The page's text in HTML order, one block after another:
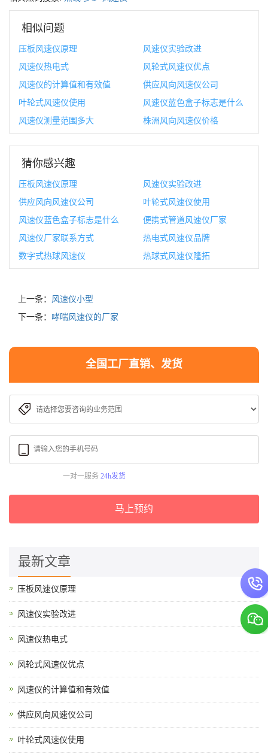
相似问题
压板风速仪原理
风速仪实验改进
风速仪热电式
风轮式风速仪优点
风速仪的计算值和有效值
供应风向风速仪公司
叶轮式风速仪使用
风速仪蓝色盒子标志是什么
风速仪测量范围多大
株洲风向风速仪价格
猜你感兴趣
压板风速仪原理
风速仪实验改进
供应风向风速仪公司
叶轮式风速仪使用
风速仪蓝色盒子标志是什么
便携式管道风速仪厂家
风速仪厂家联系方式
热电式风速仪品牌
数字式热球风速仪
热球式风速仪隆拓
上一条： 风速仪小型
下一条： 哮喘风速仪的厂家
全国工厂直销、发货
一对一服务 24h发货
马上预约
最新文章
压板风速仪原理
风速仪实验改进
风速仪热电式
风轮式风速仪优点
风速仪的计算值和有效值
供应风向风速仪公司
叶轮式风速仪使用